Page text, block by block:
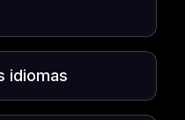
idiomas